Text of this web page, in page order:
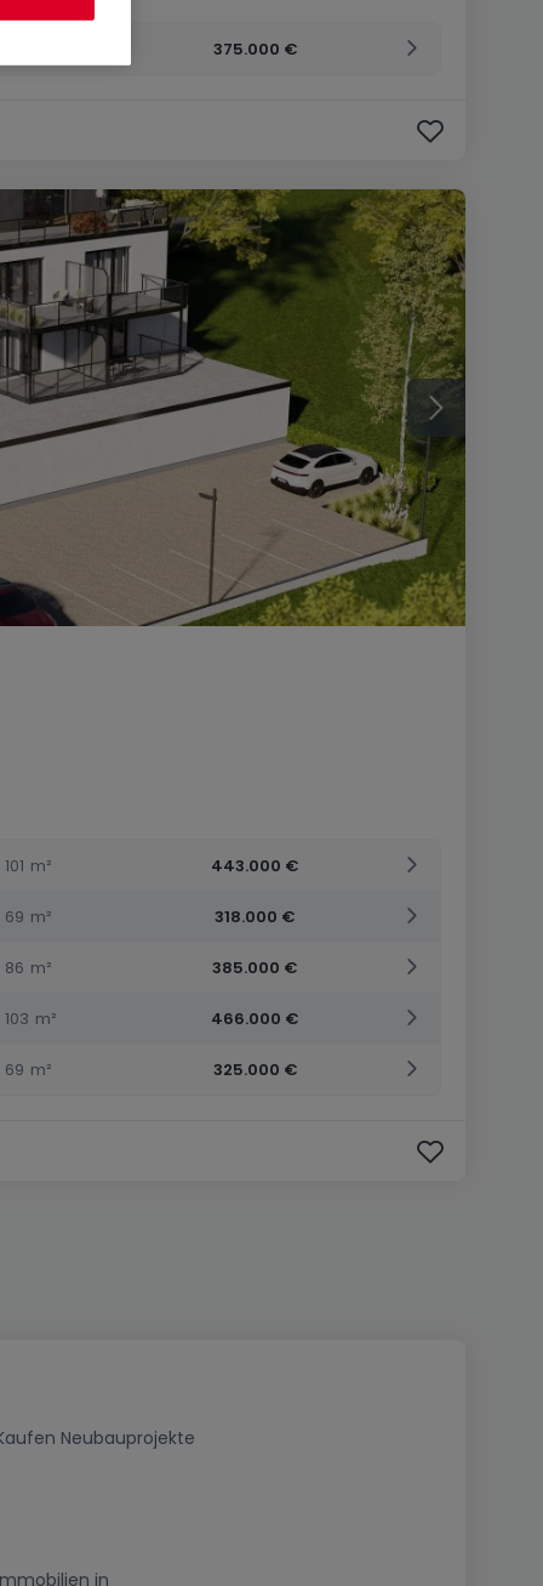
375.000 €
101 m² 443.000 €
69 m² 318.000 €
86 m² 385.000 €
103 m² 466.000 €
69 m² 325.000 €
Neubauprojekte
in